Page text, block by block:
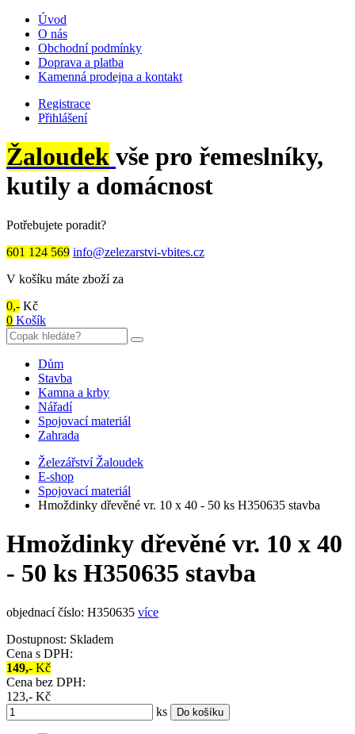
Úvod
O nás
Obchodní podmínky
Doprava a platba
Kamenná prodejna a kontakt
Registrace
Přihlášení
Žaloudek vše pro řemeslníky,
kutily a domácnost
Potřebujete poradit?
601 124 569 info@zelezarstvi-vbites.cz
V košíku máte zboží za
0,- Kč
0 Košík
Dům
Stavba
Kamna a krby
Nářadí
Spojovací materiál
Zahrada
Železářství Žaloudek
E-shop
Spojovací materiál
Hmoždinky dřevěné vr. 10 x 40 - 50 ks H350635 stavba
Hmoždinky dřevěné vr. 10 x 40
- 50 ks H350635 stavba
objednací číslo: H350635 více
Dostupnost: Skladem
Cena s DPH:
149,- Kč
Cena bez DPH:
123,- Kč
ks
Do košíku